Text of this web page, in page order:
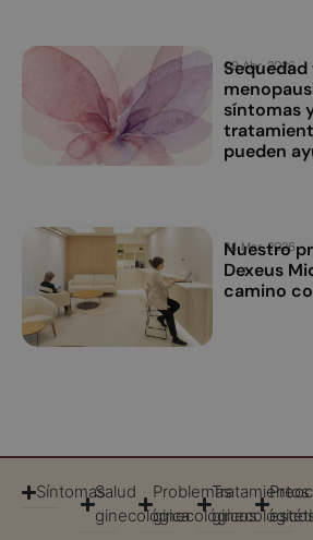
09 Abr, 2026
síntomas
pueden
24 Mar, 2026
Nuestro
Dexeus
camino
SíntomasSalud
ginecológica
Problemas
ginecológicos
Tratamientos